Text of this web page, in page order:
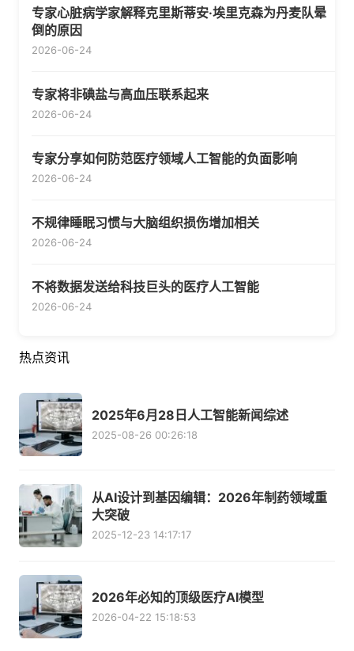
专家心脏病学家解释克里斯蒂安·埃里克森为丹麦队晕
倒的原因
2026-06-24
专家将非碘盐与高血压联系起来
2026-06-24
专家分享如何防范医疗领域人工智能的负面影响
2026-06-24
不规律睡眠习惯与大脑组织损伤增加相关
2026-06-24
不将数据发送给科技巨头的医疗人工智能
2026-06-24
热点资讯
2025年6月28日人工智能新闻综述
2025-08-26 00:26:18
从AI设计到基因编辑：2026年制药领域重
大突破
2025-12-23 14:17:17
2026年必知的顶级医疗AI模型
2026-04-22 15:18:53